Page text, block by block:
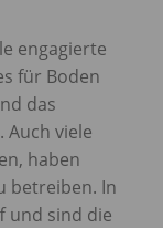
engagierte
für Boden
das
Auch viele
haben
betreiben. In
und sind die